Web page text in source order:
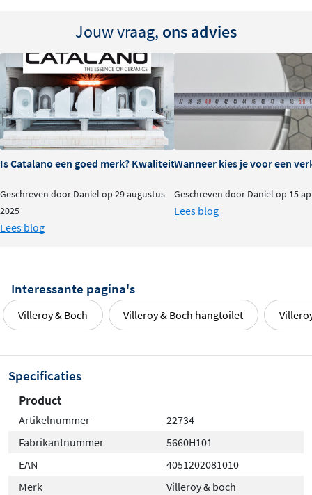
Jouw vraag, ons advies
Is Catalano een goed merk? Kwaliteit en ervaringen
Geschreven door Daniel op 29 augustus
2025
Lees blog
Wanneer kies je voor een
Geschreven door Daniel op 15
Lees blog
Interessante pagina's
Villeroy & Boch Villeroy & Boch hangtoilet
Specificaties
Product
Artikelnummer
22734
Fabrikantnummer
5660H101
EAN
4051202081010
Merk
Villeroy & boch